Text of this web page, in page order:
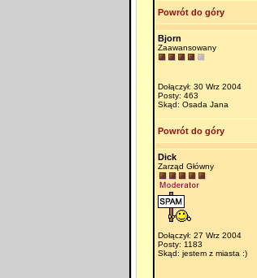
Powrót do góry
Bjorn
Zaawansowany
Dołączył: 30 Wrz 2004
Posty: 463
Skąd: Osada Jana
Powrót do góry
Dick
Zarząd Główny
Dołączył: 27 Wrz 2004
Posty: 1183
Skąd: jestem z miasta :)